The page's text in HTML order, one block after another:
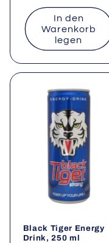
In den
Warenkorb
legen
Black Tiger Energy
Drink, 250 ml